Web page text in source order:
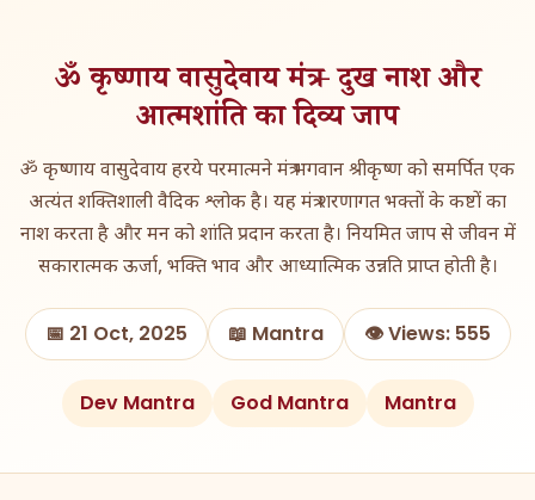
ॐ कृष्णाय वासुदेवाय मंत्र – दुख नाश और
आत्मशांति का दिव्य जाप
ॐ कृष्णाय वासुदेवाय हरये परमात्मने मंत्र भगवान श्रीकृष्ण को समर्पित एक
अत्यंत शक्तिशाली वैदिक श्लोक है। यह मंत्र शरणागत भक्तों के कष्टों का
नाश करता है और मन को शांति प्रदान करता है। नियमित जाप से जीवन में
सकारात्मक ऊर्जा, भक्ति भाव और आध्यात्मिक उन्नति प्राप्त होती है।
📅 21 Oct, 2025 📖 Mantra 👁️ Views: 555
Dev Mantra God Mantra Mantra